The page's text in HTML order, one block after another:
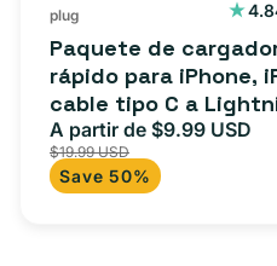
plug
Paquete de
rápido para iPhone,
cable tipo C a
m) + adaptador tipo C
Precio
de
oferta
A partir de $9.99 USD
$19.99 USD
Save 50%